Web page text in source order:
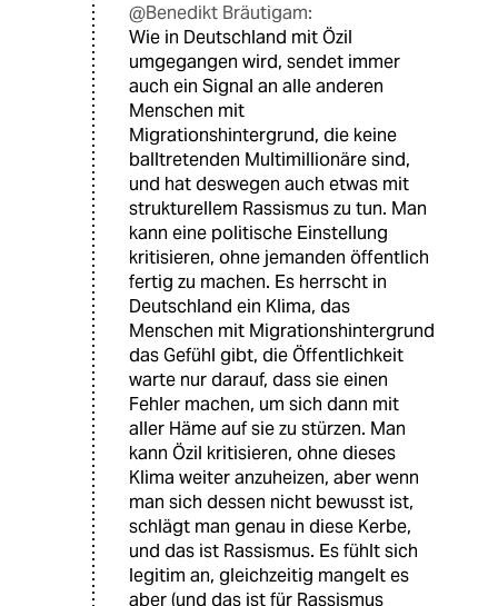
@Benedikt Bräutigam:
Wie in Deutschland mit Özil
umgegangen wird, sendet immer
auch ein Signal an alle anderen
Menschen mit
Migrationshintergrund, die keine
balltretenden Multimillionäre sind,
und hat deswegen auch etwas mit
strukturellem Rassismus zu tun. Man
kann eine politische Einstellung
kritisieren, ohne jemanden öffentlich
fertig zu machen. Es herrscht in
Deutschland ein Klima, das
Menschen mit Migrationshintergrund
das Gefühl gibt, die Öffentlichkeit
warte nur darauf, dass sie einen
Fehler machen, um sich dann mit
aller Häme auf sie zu stürzen. Man
kann Özil kritisieren, ohne dieses
Klima weiter anzuheizen, aber wenn
man sich dessen nicht bewusst ist,
schlägt man genau in diese Kerbe,
und das ist Rassismus. Es fühlt sich
legitim an, gleichzeitig mangelt es
aber (und das ist für Rassismus